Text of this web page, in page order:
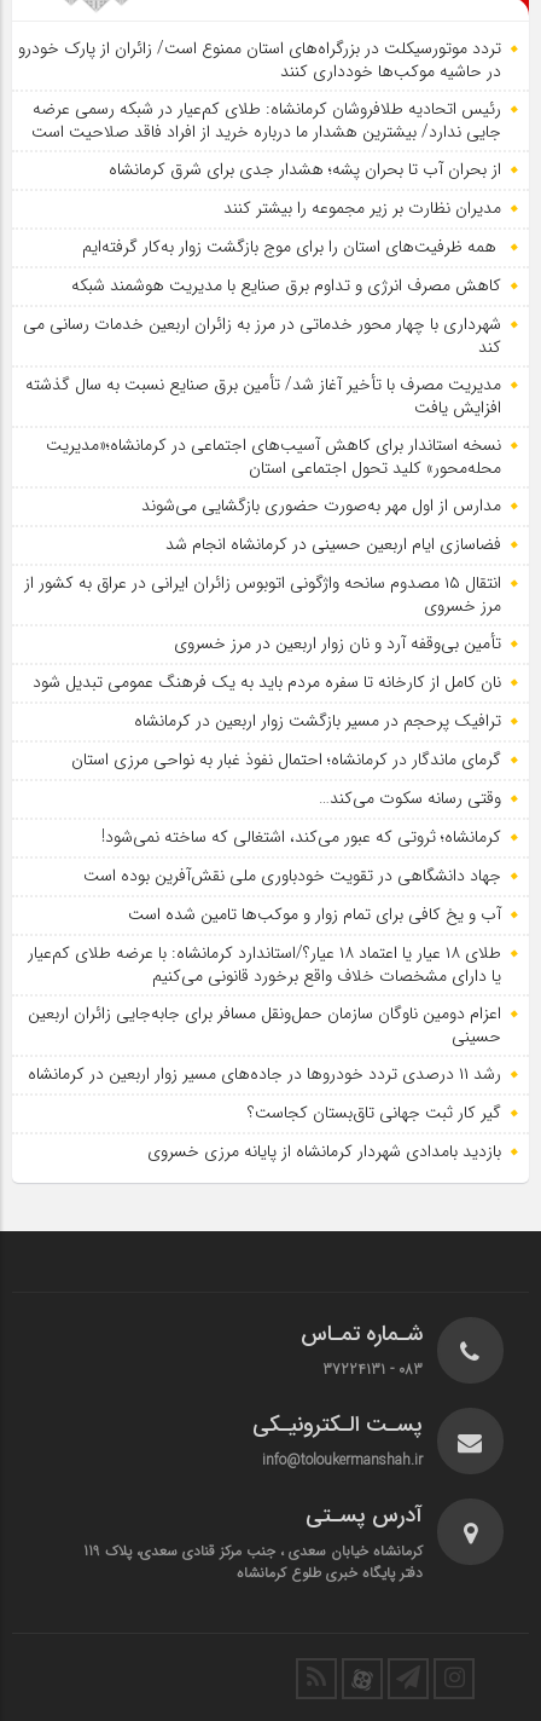
تردد موتورسیکلت در بزرگراه‌های استان ممنوع است/ زائران از پارک خودرو
در حاشیه موکب‌ها خودداری کنند
رئیس اتحادیه طلافروشان کرمانشاه: طلای کم‌عیار در شبکه رسمی عرضه
جایی ندارد/ بیشترین هشدار ما درباره خرید از افراد فاقد صلاحیت است
از بحران آب تا بحران پشه؛ هشدار جدی برای شرق کرمانشاه
مدیران نظارت بر زیر مجموعه را بیشتر کنند
همه ظرفیت‌های استان را برای موج بازگشت زوار به‌کار گرفته‌ایم
کاهش مصرف انرژی و تداوم برق صنایع با مدیریت هوشمند شبکه
شهرداری با چهار محور خدماتی در مرز به زائران اربعین خدمات رسانی می
کند
مدیریت مصرف با تأخیر آغاز شد/ تأمین برق صنایع نسبت به سال گذشته
افزایش یافت
نسخه استاندار برای کاهش آسیب‌های اجتماعی در کرمانشاه؛«مدیریت
محله‌محور» کلید تحول اجتماعی استان
مدارس از اول مهر به‌صورت حضوری بازگشایی می‌شوند
فضاسازی ایام اربعین حسینی در کرمانشاه انجام شد
انتقال ۱۵ مصدوم سانحه واژگونی اتوبوس زائران ایرانی در عراق به کشور از
مرز خسروی
تأمین بی‌وقفه آرد و نان زوار اربعین در مرز خسروی
نان کامل از کارخانه تا سفره مردم باید به یک فرهنگ عمومی تبدیل شود
ترافیک پرحجم در مسیر بازگشت زوار اربعین در کرمانشاه
گرمای ماندگار در کرمانشاه؛ احتمال نفوذ غبار به نواحی مرزی استان
وقتی رسانه سکوت می‌کند…
کرمانشاه؛ ثروتی که عبور می‌کند، اشتغالی که ساخته نمی‌شود!
جهاد دانشگاهی در تقویت خودباوری ملی نقش‌آفرین بوده است
آب و یخ کافی برای تمام زوار و موکب‌ها تامین شده است
طلای ۱۸ عیار یا اعتماد ۱۸ عیار؟/استاندارد کرمانشاه: با عرضه طلای کم‌عیار
یا دارای مشخصات خلاف واقع برخورد قانونی می‌کنیم
اعزام دومین ناوگان سازمان حمل‌ونقل مسافر برای جابه‌جایی زائران اربعین
حسینی
رشد ۱۱ درصدی تردد خودروها در جاده‌های مسیر زوار اربعین در کرمانشاه
گیر کار ثبت جهانی تاق‌بستان کجاست؟
بازدید بامدادی شهردار کرمانشاه از پایانه مرزی خسروی
شـماره تمـاس
083 - 37224131
پسـت الـکترونیـکی
info@toloukermanshah.ir
آدرس پسـتی
کرمانشاه خیابان سعدی ، جنب مرکز قنادی سعدی، پلاک 119
دفتر پایگاه خبری طلوع کرمانشاه